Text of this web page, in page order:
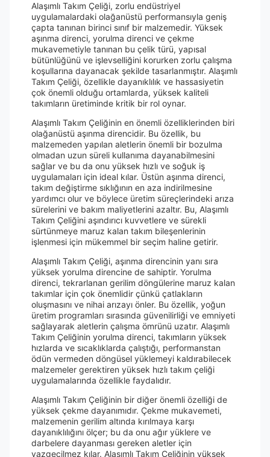
Alaşımlı Takım Çeliği, zorlu endüstriyel
uygulamalardaki olağanüstü performansıyla geniş
çapta tanınan birinci sınıf bir malzemedir. Yüksek
aşınma direnci, yorulma direnci ve çekme
mukavemetiyle tanınan bu çelik türü, yapısal
bütünlüğünü ve işlevselliğini korurken zorlu çalışma
koşullarına dayanacak şekilde tasarlanmıştır. Alaşımlı
Takım Çeliği, özellikle dayanıklılık ve hassasiyetin
çok önemli olduğu ortamlarda, yüksek kaliteli
takımların üretiminde kritik bir rol oynar.
Alaşımlı Takım Çeliğinin en önemli özelliklerinden biri
olağanüstü aşınma direncidir. Bu özellik, bu
malzemeden yapılan aletlerin önemli bir bozulma
olmadan uzun süreli kullanıma dayanabilmesini
sağlar ve bu da onu yüksek hızlı ve soğuk iş
uygulamaları için ideal kılar. Üstün aşınma direnci,
takım değiştirme sıklığının en aza indirilmesine
yardımcı olur ve böylece üretim süreçlerindeki arıza
sürelerini ve bakım maliyetlerini azaltır. Bu, Alaşımlı
Takım Çeliğini aşındırıcı kuvvetlere ve sürekli
sürtünmeye maruz kalan takım bileşenlerinin
işlenmesi için mükemmel bir seçim haline getirir.
Alaşımlı Takım Çeliği, aşınma direncinin yanı sıra
yüksek yorulma direncine de sahiptir. Yorulma
direnci, tekrarlanan gerilim döngülerine maruz kalan
takımlar için çok önemlidir çünkü çatlakların
oluşmasını ve nihai arızayı önler. Bu özellik, yoğun
üretim programları sırasında güvenilirliği ve emniyeti
sağlayarak aletlerin çalışma ömrünü uzatır. Alaşımlı
Takım Çeliğinin yorulma direnci, takımların yüksek
hızlarda ve sıcaklıklarda çalıştığı, performanstan
ödün vermeden döngüsel yüklemeyi kaldırabilecek
malzemeler gerektiren yüksek hızlı takım çeliği
uygulamalarında özellikle faydalıdır.
Alaşımlı Takım Çeliğinin bir diğer önemli özelliği de
yüksek çekme dayanımıdır. Çekme mukavemeti,
malzemenin gerilim altında kırılmaya karşı
dayanıklılığını ölçer; bu da onu ağır yüklere ve
darbelere dayanması gereken aletler için
vazgeçilmez kılar. Alaşımlı Takım Çeliğinin yüksek